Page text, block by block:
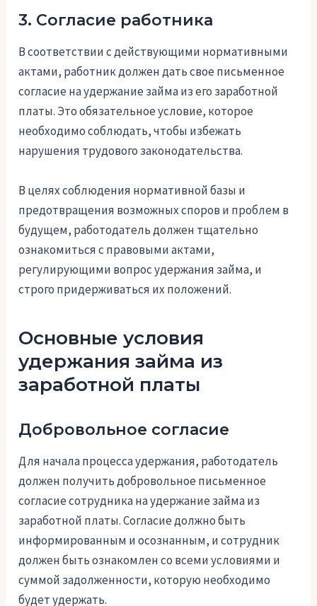
3. Согласие работника
В соответствии с действующими нормативными
актами, работник должен дать свое письменное
согласие на удержание займа из его заработной
платы. Это обязательное условие, которое
необходимо соблюдать, чтобы избежать
нарушения трудового законодательства.
В целях соблюдения нормативной базы и
предотвращения возможных споров и проблем в
будущем, работодатель должен тщательно
ознакомиться с правовыми актами,
регулирующими вопрос удержания займа, и
строго придерживаться их положений.
Основные условия
удержания займа из
заработной платы
Добровольное согласие
Для начала процесса удержания, работодатель
должен получить добровольное письменное
согласие сотрудника на удержание займа из
заработной платы. Согласие должно быть
информированным и осознанным, и сотрудник
должен быть ознакомлен со всеми условиями и
суммой задолженности, которую необходимо
будет удержать.